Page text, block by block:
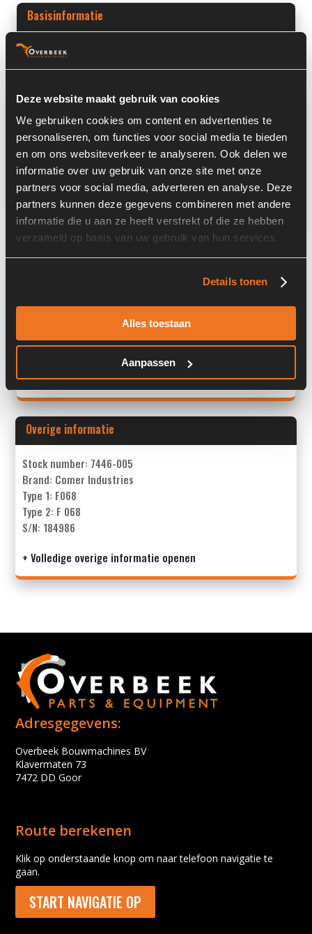
Deze website maakt gebruik van cookies
We gebruiken cookies om content en advertenties te
personaliseren, om functies voor social media te bieden
en om ons websiteverkeer te analyseren. Ook delen we
informatie over uw gebruik van onze site met onze
partners voor social media, adverteren en analyse. Deze
partners kunnen deze gegevens combineren met andere
informatie die u aan ze heeft verstrekt of die ze hebben
verzameld op basis van uw gebruik van hun services.
Details tonen
Alles toestaan
Aanpassen
Basisinformatie
Voorraad nummer:
Machine Type:
KW25/KW27
Onderdeel Merk:
Comer Industries
Onderdeel Type:
F068
Onderdeel nummer:
10103.004.A01 / 20437581 /
535002004
Past op de volgende machines:
Kaweco KW25 / KW27
Land:
Nederland
Overige informatie
Stock number: 7446-005
Brand: Comer Industries
Type 1: F068
Type 2: F 068
S/N: 184986
+ Volledige overige informatie openen
Adresgegevens:
Overbeek Bouwmachines BV
Klavermaten 73
7472 DD Goor
Route berekenen
Klik op onderstaande knop om naar telefoon navigatie te
gaan.
START NAVIGATIE OP